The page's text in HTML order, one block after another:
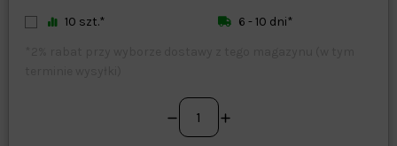
10 szt.*
6 - 10 dni*